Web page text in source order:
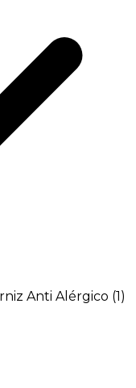
Anti Alérgico (1)